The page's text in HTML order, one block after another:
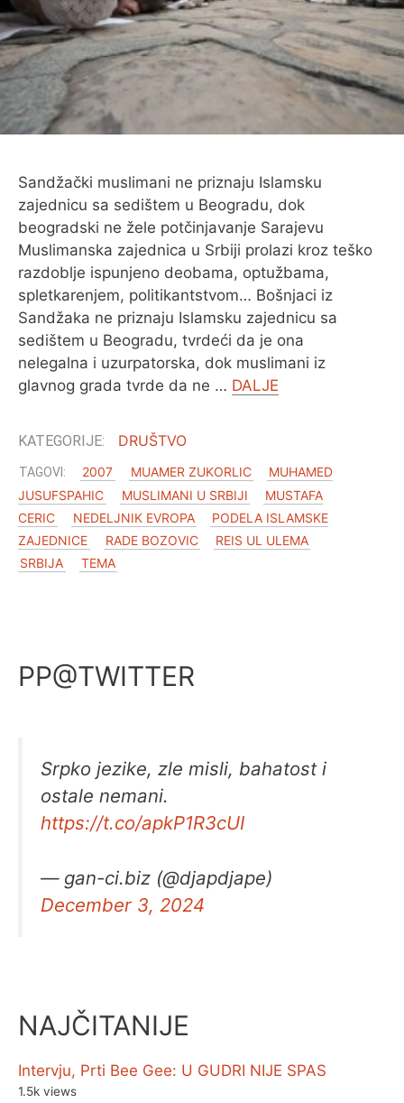
O MENI
Sandžački muslimani ne priznaju Islamsku
zajednicu sa sedištem u Beogradu, dok
beogradski ne žele potčinjavanje Sarajevu
Muslimanska zajednica u Srbiji prolazi kroz teško
razdoblje ispunjeno deobama, optužbama,
spletkarenjem, politikantstvom… Bošnjaci iz
Sandžaka ne priznaju Islamsku zajednicu sa
sedištem u Beogradu, tvrdeći da je ona
nelegalna i uzurpatorska, dok muslimani iz
glavnog grada tvrde da ne … DALJE
DRUŠTVO
2007 MUAMER ZUKORLIC
MUHAMED
JUSUFSPAHIC
MUSLIMANI U SRBIJI
MUSTAFA
CERIC
NEDELJNIK EVROPA
PODELA ISLAMSKE
ZAJEDNICE
RADE BOZOVIC
REIS UL ULEMA
SRBIJA
TEMA
PP@TWITTER
Srpko jezike, zle misli, bahatost i
ostale nemani.
https://t.co/apkP1R3cUI
— gan-ci.biz (@djapdjape)
December 3, 2024
NAJČITANIJE
Intervju, Prti Bee Gee: U GUDRI NIJE SPAS
1.5k views